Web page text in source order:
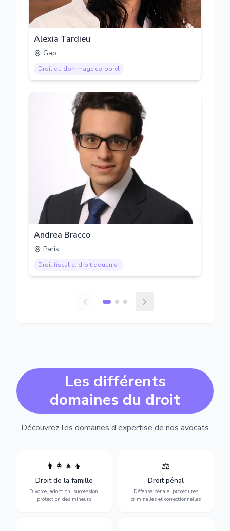
Alexia Tardieu
Gap
Droit du dommage corporel
Andrea Bracco
Paris
Droit fiscal et droit douanier
Les différents
domaines du droit
Découvrez les domaines d'expertise de nos avocats
👨‍👩‍👧‍👦
Droit de la famille
Divorce, adoption, succession,
protection des mineurs
Divorce, garde d'enfants,
adoption, succession et
protection des personnes
vulnérables.
⚖️
Droit pénal
Défense pénale, procédures
criminelles et correctionnelles
Expertise en matière pénale,
vue jusqu'au procès, pour
toute affaire correctionnelle
ou criminelle.